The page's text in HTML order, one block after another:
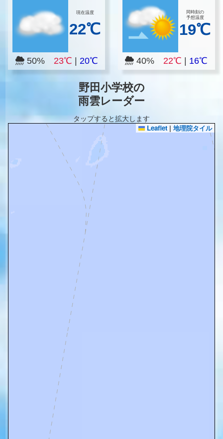
現在温度
22℃
50% 23℃ 20℃
同時刻の
予想温度
19℃
40% 22℃ 16℃
野田小学校の
雨雲レーダー
タップすると拡大します
Leaflet | 地理院タイル